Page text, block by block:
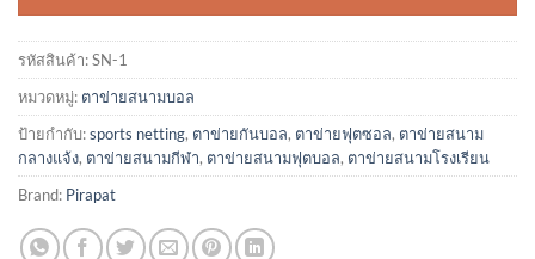
รหัสสินค้า:SN-1
หมวดหมู่: ตาข่ายสนามบอล
ป้ายกำกับ:sports netting, ตาข่ายกันบอล, ตาข่ายฟุตซอล, ตาข่ายสนาม
กลางแจ้ง, ตาข่ายสนามกีฬา, ตาข่ายสนามฟุตบอล, ตาข่ายสนามโรงเรียน
Brand: Pirapat